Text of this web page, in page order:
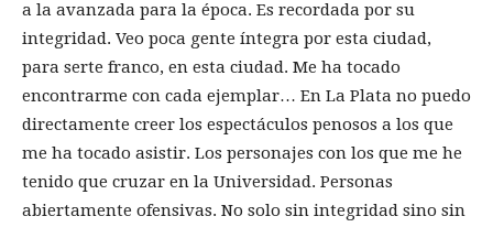
a la avanzada para la época. Es recordada por su
integridad. Veo poca gente íntegra por esta ciudad,
para serte franco, en esta ciudad. Me ha tocado
encontrarme con cada ejemplar… En La Plata no puedo
directamente creer los espectáculos penosos a los que
me ha tocado asistir. Los personajes con los que me he
tenido que cruzar en la Universidad. Personas
abiertamente ofensivas. No solo sin integridad sino sin